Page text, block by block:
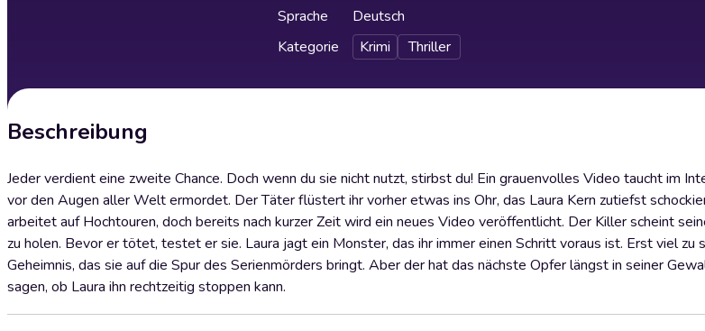
Sprache
Deutsch
Kategorie
Krimi Thriller
Beschreibung
Jeder verdient eine zweite Chance. Doch wenn du sie nicht nutzt, stirbst du! Ein grauenvolles Video taucht im
vor den Augen aller Welt ermordet. Der Täter flüstert ihr vorher etwas ins Ohr, das Laura Kern zutiefst
arbeitet auf Hochtouren, doch bereits nach kurzer Zeit wird ein neues Video veröffentlicht. Der Killer scheint
zu holen. Bevor er tötet, testet er sie. Laura jagt ein Monster, das ihr immer einen Schritt voraus ist. Erst viel zu
Geheimnis, das sie auf die Spur des Serienmörders bringt. Aber der hat das nächste Opfer längst in seiner
sagen, ob Laura ihn rechtzeitig stoppen kann.